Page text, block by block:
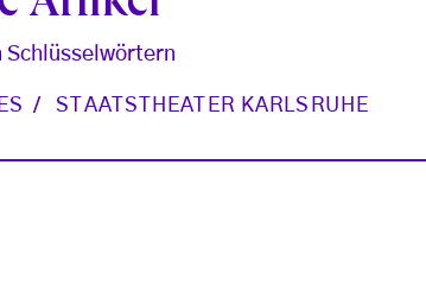
Schlüsselwörtern
STAATSTHEATER KARLSRUHE